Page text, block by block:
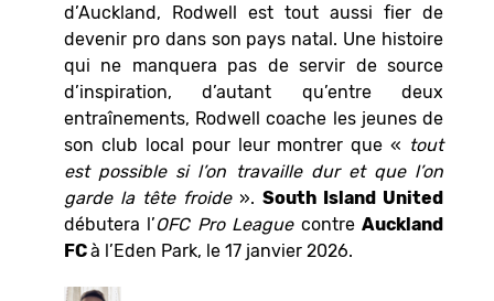
d’Auckland, Rodwell est tout aussi fier de
devenir pro dans son pays natal. Une histoire
qui ne manquera pas de servir de source
d’inspiration, d’autant qu’entre deux
entraînements, Rodwell coache les jeunes de
son club local pour leur montrer que « tout
est possible si l’on travaille dur et que l’on
garde la tête froide». South Island United
débutera l’OFC Pro LeaguecontreAuckland
FCà l’Eden Park, le 17 janvier 2026.